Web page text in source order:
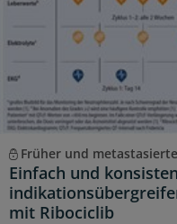
Früher und
Einfach und
mit Ribociclib